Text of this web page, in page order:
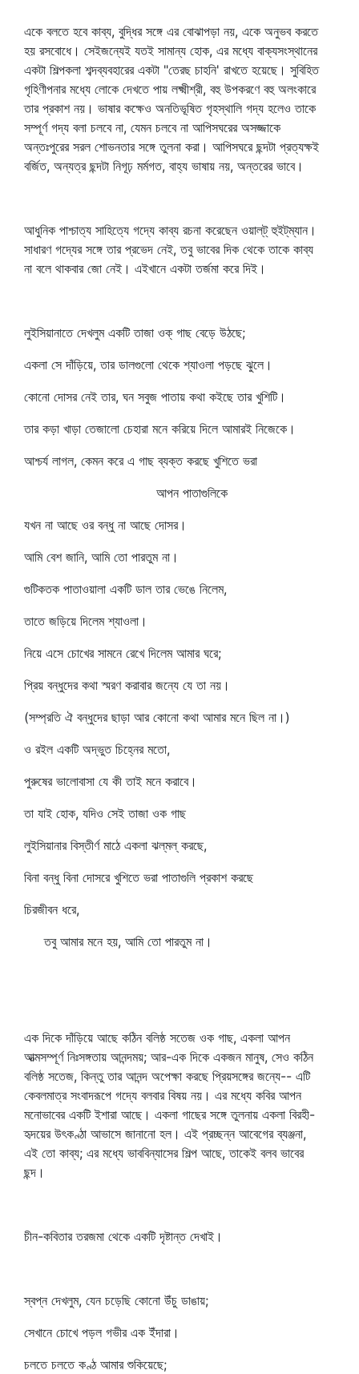
একে বলতে হবে কাব্য, বুদ্ধির সঙ্গে এর বোঝাপড়া নয়, একে অনুভব করতে
হয় রসবোধে। সেইজন্যেই যতই সামান্য হোক, এর মধ্যে বাক্যসংস্থানের
একটা শিল্পকলা শব্দব্যবহারের একটা "তেরছ চাহনি' রাখতে হয়েছে। সুবিহিত
গৃহিণীপনার মধ্যে লোকে দেখতে পায় লক্ষ্মীশ্রী, বহু উপকরণে বহু অলংকারে
তার প্রকাশ নয়। ভাষার কক্ষেও অনতিভূষিত গৃহস্থালি গদ্য হলেও তাকে
সম্পূর্ণ গদ্য বলা চলবে না, যেমন চলবে না আপিসঘরের অসজ্জাকে
অন্তঃপুরের সরল শোভনতার সঙ্গে তুলনা করা। আপিসঘরে ছন্দটা প্রত্যক্ষই
বর্জিত, অন্যত্র ছন্দটা নিগূঢ় মর্মগত, বাহ্য ভাষায় নয়, অন্তরের ভাবে।
আধুনিক পাশ্চাত্য সাহিত্যে গদ্যে কাব্য রচনা করেছেন ওয়াল্‌ট্‌ হুইট্‌ম্যান।
সাধারণ গদ্যের সঙ্গে তার প্রভেদ নেই, তবু ভাবের দিক থেকে তাকে কাব্য
না বলে থাকবার জো নেই। এইখানে একটা তর্জমা করে দিই।
লুইসিয়ানাতে দেখলুম একটি তাজা ওক্‌ গাছ বেড়ে উঠছে;
একলা সে দাঁড়িয়ে, তার ডালগুলো থেকে শ্যাওলা পড়ছে ঝুলে।
কোনো দোসর নেই তার, ঘন সবুজ পাতায় কথা কইছে তার খুশিটি।
তার কড়া খাড়া তেজালো চেহারা মনে করিয়ে দিলে আমারই নিজেকে।
আশ্চর্য লাগল, কেমন করে এ গাছ ব্যক্ত করছে খুশিতে ভরা
আপন পাতাগুলিকে
যখন না আছে ওর বন্ধু না আছে দোসর।
আমি বেশ জানি, আমি তো পারতুম না।
গুটিকতক পাতাওয়ালা একটি ডাল তার ভেঙে নিলেম,
তাতে জড়িয়ে দিলেম শ্যাওলা।
নিয়ে এসে চোখের সামনে রেখে দিলেম আমার ঘরে;
প্রিয় বন্ধুদের কথা স্মরণ করাবার জন্যে যে তা নয়।
(সম্প্রতি ঐ বন্ধুদের ছাড়া আর কোনো কথা আমার মনে ছিল না।)
ও রইল একটি অদ্ভুত চিহ্নের মতো,
পুরুষের ভালোবাসা যে কী তাই মনে করাবে।
তা যাই হোক, যদিও সেই তাজা ওক গাছ
লুইসিয়ানার বিস্তীর্ণ মাঠে একলা ঝল্‌মল্‌ করছে,
বিনা বন্ধু বিনা দোসরে খুশিতে ভরা পাতাগুলি প্রকাশ করছে
চিরজীবন ধরে,
তবু আমার মনে হয়, আমি তো পারতুম না।
এক দিকে দাঁড়িয়ে আছে কঠিন বলিষ্ঠ সতেজ ওক গাছ, একলা আপন
আত্মসম্পূর্ণ নিঃসঙ্গতায় আনন্দময়; আর-এক দিকে একজন মানুষ, সেও কঠিন
বলিষ্ঠ সতেজ, কিন্তু তার আনন্দ অপেক্ষা করছে প্রিয়সঙ্গের জন্যে-- এটি
কেবলমাত্র সংবাদরূপে গদ্যে বলবার বিষয় নয়। এর মধ্যে কবির আপন
মনোভাবের একটি ইশারা আছে। একলা গাছের সঙ্গে তুলনায় একলা বিরহী-
হৃদয়ের উৎকণ্ঠা আভাসে জানানো হল। এই প্রচ্ছন্ন আবেগের ব্যঞ্জনা,
এই তো কাব্য; এর মধ্যে ভাববিন্যাসের শিল্প আছে, তাকেই বলব ভাবের
ছন্দ।
চীন-কবিতার তরজমা থেকে একটি দৃষ্টান্ত দেখাই।
স্বপ্ন দেখলুম, যেন চড়েছি কোনো উঁচু ডাঙায়;
সেখানে চোখে পড়ল গভীর এক ইঁদারা।
চলতে চলতে কণ্ঠ আমার শুকিয়েছে;